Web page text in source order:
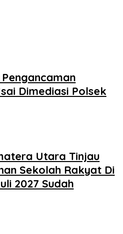
Dimediasi Polsek
Utara Tinjau
Sekolah Rakyat Di
2027 Sudah